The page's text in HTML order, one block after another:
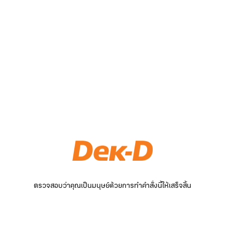
ตรวจสอบว่าคุณเป็นมนุษย์ด้วยการทำคำสั่งนี้ให้เสร็จสิ้น